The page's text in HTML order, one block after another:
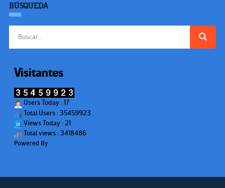
BÚSQUEDA
Visitantes
Users Today : 17
Total Users : 35459923
Views Today : 21
Total views : 3418486
Powered By